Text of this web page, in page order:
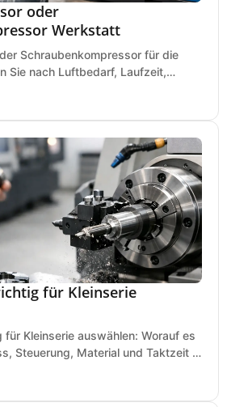
oder
Werkstatt
Schraubenkompressor für die
Sie nach Luftbedarf, Laufzeit,
für Kleinserie
für Kleinserie auswählen: Worauf es
Steuerung, Material und Taktzeit in